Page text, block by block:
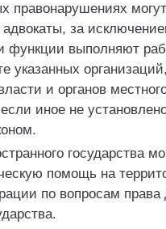
правонарушениях могут
адвокаты, за
функции выполняют
указанных
и органов
иное не
государства
помощь на
по вопросам права